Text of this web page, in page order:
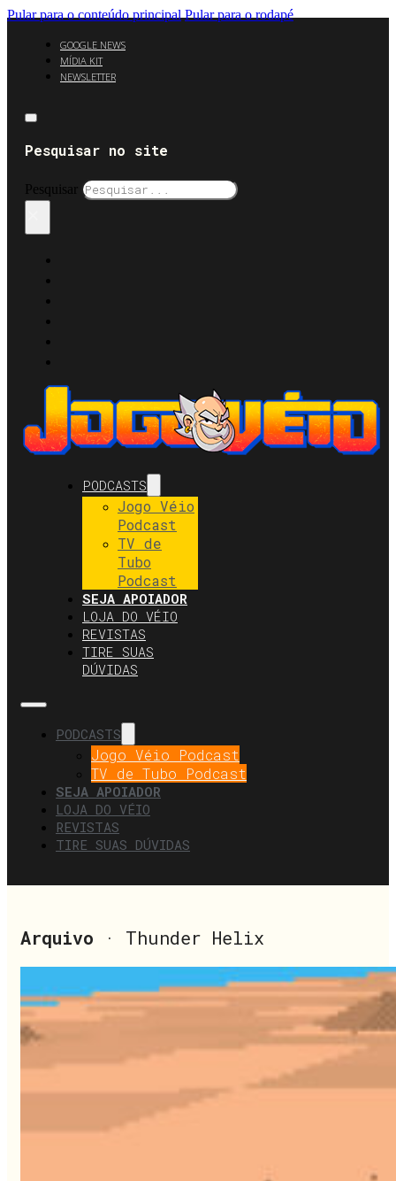
Pular para o conteúdo principal Pular para o rodapé
GOOGLE NEWS
MÍDIA KIT
NEWSLETTER
Pesquisar no site
Pesquisar
PODCASTS
Jogo Véio
Podcast
TV de
Tubo
Podcast
SEJA APOIADOR
LOJA DO VÉIO
REVISTAS
TIRE SUAS
DÚVIDAS
PODCASTS
Jogo Véio Podcast
TV de Tubo Podcast
SEJA APOIADOR
LOJA DO VÉIO
REVISTAS
TIRE SUAS DÚVIDAS
Arquivo · Thunder Helix